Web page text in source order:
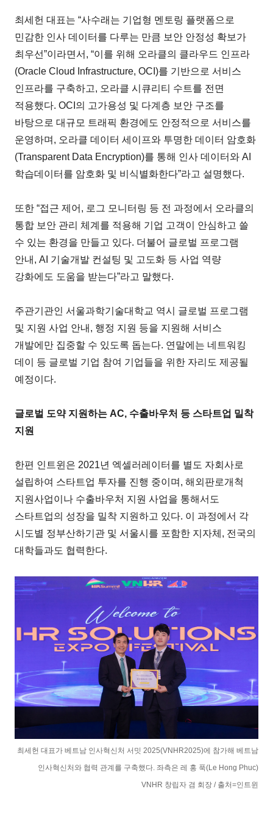
최세헌 대표는 “사수래는 기업형 멘토링 플랫폼으로
민감한 인사 데이터를 다루는 만큼 보안 안정성 확보가
최우선”이라면서, “이를 위해 오라클의 클라우드 인프라
(Oracle Cloud Infrastructure, OCI)를 기반으로 서비스
인프라를 구축하고, 오라클 시큐리티 수트를 전면
적용했다. OCI의 고가용성 및 다계층 보안 구조를
바탕으로 대규모 트래픽 환경에도 안정적으로 서비스를
운영하며, 오라클 데이터 세이프와 투명한 데이터 암호화
(Transparent Data Encryption)를 통해 인사 데이터와 AI
학습데이터를 암호화 및 비식별화한다”라고 설명했다.
또한 “접근 제어, 로그 모니터링 등 전 과정에서 오라클의
통합 보안 관리 체계를 적용해 기업 고객이 안심하고 쓸
수 있는 환경을 만들고 있다. 더불어 글로벌 프로그램
안내, AI 기술개발 컨설팅 및 고도화 등 사업 역량
강화에도 도움을 받는다”라고 말했다.
주관기관인 서울과학기술대학교 역시 글로벌 프로그램
및 지원 사업 안내, 행정 지원 등을 지원해 서비스
개발에만 집중할 수 있도록 돕는다. 연말에는 네트워킹
데이 등 글로벌 기업 참여 기업들을 위한 자리도 제공될
예정이다.
글로벌 도약 지원하는 AC, 수출바우처 등 스타트업 밀착
지원
한편 인트윈은 2021년 엑셀러레이터를 별도 자회사로
설립하여 스타트업 투자를 진행 중이며, 해외판로개척
지원사업이나 수출바우처 지원 사업을 통해서도
스타트업의 성장을 밀착 지원하고 있다. 이 과정에서 각
시도별 정부산하기관 및 서울시를 포함한 지자체, 전국의
대학들과도 협력한다.
최세헌 대표가 베트남 인사혁신처 서밋 2025(VNHR2025)에 참가해 베트남
인사혁신처와 협력 관계를 구축했다. 좌측은 레 홍 푹(Le Hong Phuc)
VNHR 창립자 겸 회장 / 출처=인트윈